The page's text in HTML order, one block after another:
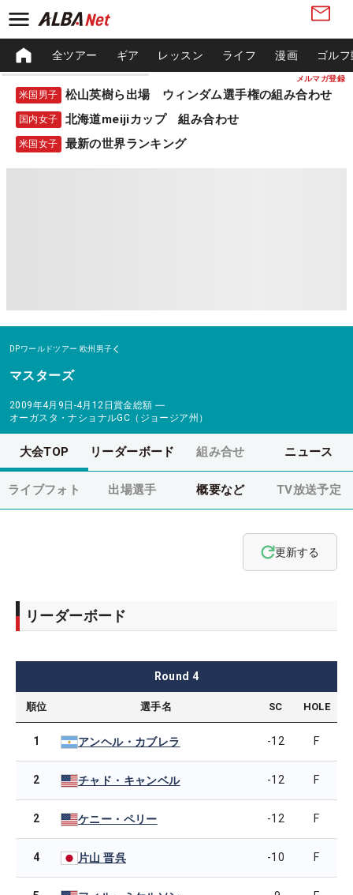
メルマガ登録
全ツアー ギア レッスン ライフ 漫画 ゴル
米国男子 松山英樹ら出場 ウィンダム選手権の組み合わせ
国内女子 北海道meijiカップ 組み合わせ
米国女子 最新の世界ランキング
DPワールドツアー 欧州男子
マスターズ
2009年4月9日-4月12日賞金総額 ―
オーガスタ・ナショナルGC（ジョージア州）
大会TOP リーダーボード 組み合せ ニュース
ライブフォト 出場選手 概要など TV放送予定
更新する
リーダーボード
Round 4
順位 選手名 SC HOLE
1 アンヘル・カブレラ -12 F
2 チャド・キャンベル -12 F
2 ケニー・ペリー -12 F
4 片山 晋呉 -10 F